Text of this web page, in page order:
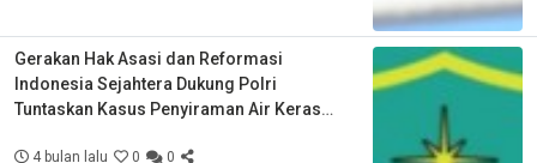
Gerakan Hak Asasi dan Reformasi
Indonesia Sejahtera Dukung Polri
Tuntaskan Kasus Penyiraman Air Keras
4 bulan lalu 0 0